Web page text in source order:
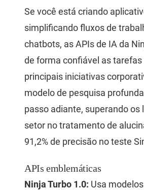
Se você está criando
simplificando fluxos de
chatbots, as APIs de IA da
de forma confiável as tarefas
principais iniciativas
modelo de pesquisa
passo adiante, superando os
setor no tratamento de
91,2% de precisão no teste
APIs emblemáticas
Ninja Turbo 1.0: Usa modelos